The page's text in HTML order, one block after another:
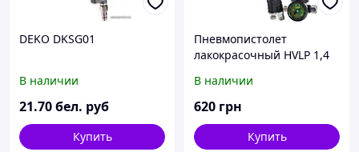
DEKO DKSG01
В наличии
21.70бел. руб
Купить
Пневмопистолет
лакокрасочный HVLP 1,4
В наличии
620 грн
Купить